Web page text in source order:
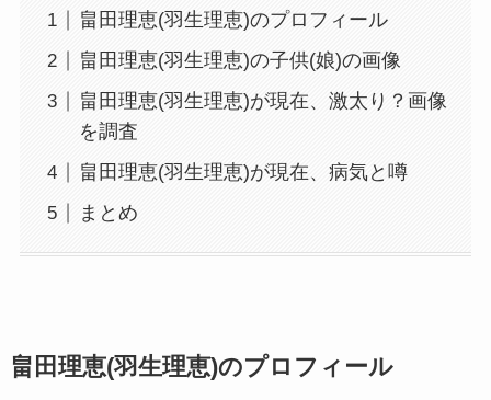
畠田理恵(羽生理恵)のプロフィール
畠田理恵(羽生理恵)の子供(娘)の画像
畠田理恵(羽生理恵)が現在、激太り？画像
を調査
畠田理恵(羽生理恵)が現在、病気と噂
まとめ
畠田理恵(羽生理恵)のプロフィール